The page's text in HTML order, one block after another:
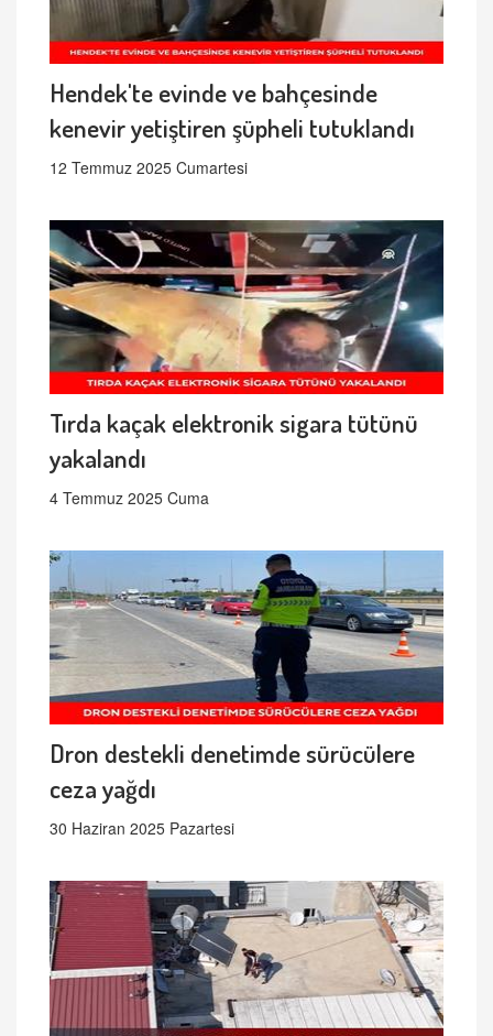
Hendek'te evinde ve bahçesinde
kenevir yetiştiren şüpheli tutuklandı
12 Temmuz 2025 Cumartesi
Tırda kaçak elektronik sigara tütünü
yakalandı
4 Temmuz 2025 Cuma
Dron destekli denetimde sürücülere
ceza yağdı
30 Haziran 2025 Pazartesi